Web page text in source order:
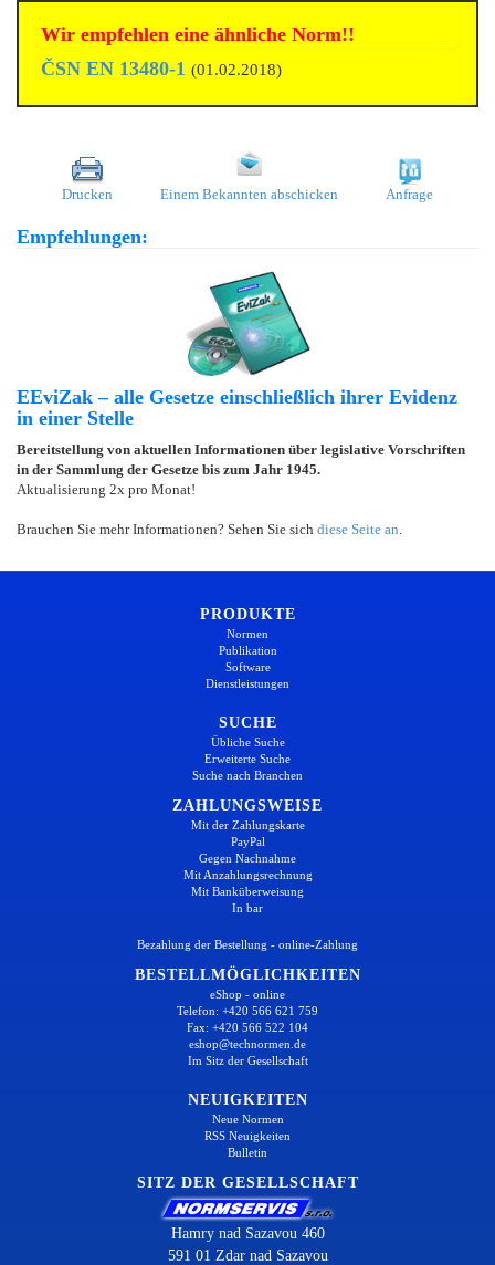
Wir empfehlen eine ähnliche Norm!!
ČSN EN 13480-1 (01.02.2018)
Drucken Einem Bekannten abschicken Anfrage
Empfehlungen:
EEviZak – alle Gesetze einschließlich ihrer Evidenz
in einer Stelle
Bereitstellung von aktuellen Informationen über legislative Vorschriften
in der Sammlung der Gesetze bis zum Jahr 1945.
Aktualisierung 2x pro Monat!
Brauchen Sie mehr Informationen? Sehen Sie sich diese Seite an
PRODUKTE
Normen
Publikation
Software
Dienstleistungen
SUCHE
Übliche Suche
Erweiterte Suche
Suche nach Branchen
ZAHLUNGSWEISE
Mit der Zahlungskarte
PayPal
Gegen Nachnahme
Mit Anzahlungsrechnung
Mit Banküberweisung
In bar
Bezahlung der Bestellung - online-Zahlung
BESTELLMÖGLICHKEITEN
eShop - online
Telefon: +420 566 621 759
Fax: +420 566 522 104
eshop@technormen.de
Im Sitz der Gesellschaft
NEUIGKEITEN
Neue Normen
RSS Neuigkeiten
Bulletin
SITZ DER GESELLSCHAFT
Hamry nad Sazavou 460
591 01 Zdar nad Sazavou